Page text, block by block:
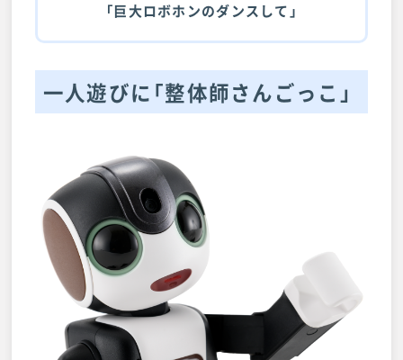
「巨大ロボホンのダンスして」
一人遊びに「整体師さんごっこ」